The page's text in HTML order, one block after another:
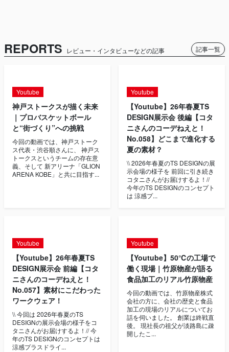
REPORTS レビュー・インタビューなどの記事 記事一覧
Youtube
神戸ストークスが描く未来
｜プロバスケットボール
と“街づくり”への挑戦
今回の動画では、神戸ストーク
ス代表・渋谷順さんに、 神戸ス
トークスというチームの存在意
義、そして 新アリーナ「GLION
ARENA KOBE」と共に目指す...
Youtube
【Youtube】26年春夏TS
DESIGN展示会 後編【コタ
ニさんのコーデねえと！
No.058】どこまで進化する
夏の素材？
\\ 2026年春夏のTS DESIGNの展
示会場の様子を 前回に引き続き
コタニさんがお届けするよ！//
今年のTS DESIGNのコンセプト
は 涼感プ...
Youtube
【Youtube】26年春夏TS
DESIGN展示会 前編【コタ
ニさんのコーデねえと！
No.057】素材にこだわった
ワークウェア！
\\ 今回は 2026年春夏のTS
DESIGNの展示会場の様子をコ
タニさんがお届けするよ！// 今
年のTS DESIGNのコンセプトは
涼感プラスドライ...
Youtube
【Youtube】50℃の工場で
働く現場｜竹原物産が語る
食品加工のリアル竹原物産
今回の動画では、竹原物産株式
会社の方に、会社の歴史と食品
加工の現場のリアルについてお
話を伺いました。 創業は終戦直
後。 現社長の祖父が淡路島に疎
開したこ...